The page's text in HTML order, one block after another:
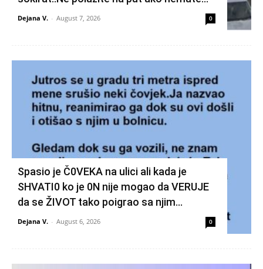
Dejana V. - August 7, 2026 0
Spasio je Č0VEKA na ulici ali kada je
SHVATI0 ko je 0N nije mogao da VERUJE
da se ŽIVOT tako poigrao sa njim…
Dejana V. - August 6, 2026 0